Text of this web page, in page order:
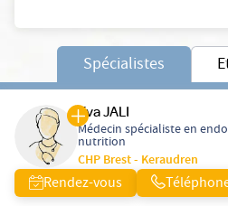
Spécialistes
Eva JALI
Médecin spécialiste en
nutrition
CHP Brest - Keraudren
Rendez-vous